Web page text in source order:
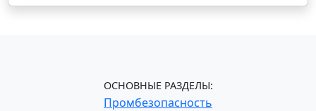
ОСНОВНЫЕ РАЗДЕЛЫ:
Промбезопасность